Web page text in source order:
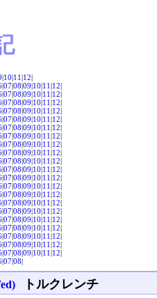
|10|11|12|
|07|08|09|10|11|12|
|07|08|09|10|11|12|
|07|08|09|10|11|12|
|07|08|09|10|11|12|
|07|08|09|10|11|12|
|07|08|09|10|11|12|
|07|08|09|10|11|12|
|07|08|09|10|11|12|
|07|08|09|10|11|12|
|07|08|09|10|11|12|
|07|08|09|10|11|12|
|07|08|09|10|11|12|
|07|08|09|10|11|12|
|07|08|09|10|11|12|
|07|08|09|10|11|12|
|07|08|09|10|11|12|
|07|08|09|10|11|12|
|07|08|09|10|11|12|
|07|08|09|10|11|12|
|07|08|09|10|11|12|
|07|08|09|10|11|12|
|07|08|
トルクレンチ